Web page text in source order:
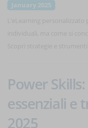
January 2025
Power
essenziali e
2025